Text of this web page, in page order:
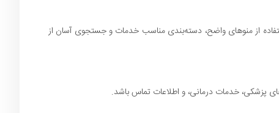
استفاده از منوهای واضح، دسته‌بندی مناسب خدمات و جستجوی آسان از
پزشکی، خدمات درمانی، و اطلاعات تماس باشد.